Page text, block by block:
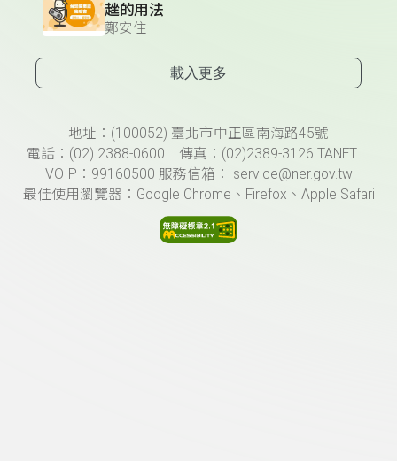
趖的用法
鄭安住
載入更多
頁尾資訊地址：(100052) 臺北市中正區南海路45號
電話：(02) 2388-0600 傳真：(02)2389-3126 TANET
VOIP：99160500 服務信箱： service@ner.gov.tw
最佳使用瀏覽器：Google Chrome、Firefox、Apple Safari